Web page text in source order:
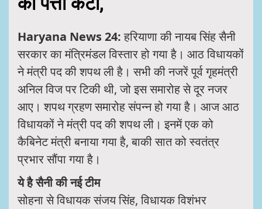
Haryana News 24:हरियाणा की नायब सिंह सैनी
सरकार का मंत्रिमंडल विस्तार हो गया है। आठ विधायकों
ने मंत्री पद की शपथ ली है। सभी की नजरें पूर्व गृहमंत्री
अनिल विज पर टिकी थी, जो इस समारोह से दूर नजर
आए। शपथ ग्रहण समारोह संपन्न हो गया है। आज आठ
विधायकों ने मंत्री पद की शपथ ली। इनमें एक को
कैबिनेट मंत्री बनाया गया है, बाकी सात को स्वतंत्र
प्रभार सौंपा गया है।
ये है सैनी की नई टीम
सोहना से विधायक संजय सिंह, विधायक विशंभर